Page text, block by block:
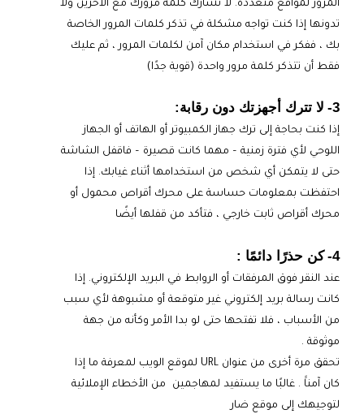
المرور لمواقع متعددة. لا تشارك كلمة مرورك مع الآخرين ولا
تدونها إذا كنت تواجه مشكلة في تذكر كلمات المرور الخاصة
بك ، ففكر في استخدام مكان آمن لكلمات المرور ، ثم عليك
فقط أن تتذكر كلمة مرور واحدة (قوية جدًا)
3- لا تترك أجهزتك دون رقابة:
إذا كنت بحاجة إلى ترك جهاز الكمبيوتر أو الهاتف أو الجهاز
اللوحي لأي فترة زمنية – مهما كانت قصيرة – فاقفل الشاشة
حتى لا يتمكن أي شخص من استخدامها أثناء غيابك. إذا
احتفظت بمعلومات حساسة على محرك أقراص محمول أو
محرك أقراص ثابت خارجي ، فتأكد من قفلها أيضًا
4- كن حذرًا دائمًا :
عند النقر فوق المرفقات أو الروابط في البريد الإلكتروني. إذا
كانت رسالة بريد إلكتروني غير متوقعة أو مشبوهة لأي سبب
من الأسباب ، فلا تفتحها حتى لو بدا الأمر وكأنه من جهة
موثوقة .
تحقق مرة أخرى من عنوان URL لموقع الويب لمعرفة ما إذا
كان آمناََ . غالبًا ما يستفيد لمهاجمين من الأخطاء الإملائية
لتوجيهك إلى موقع ضار